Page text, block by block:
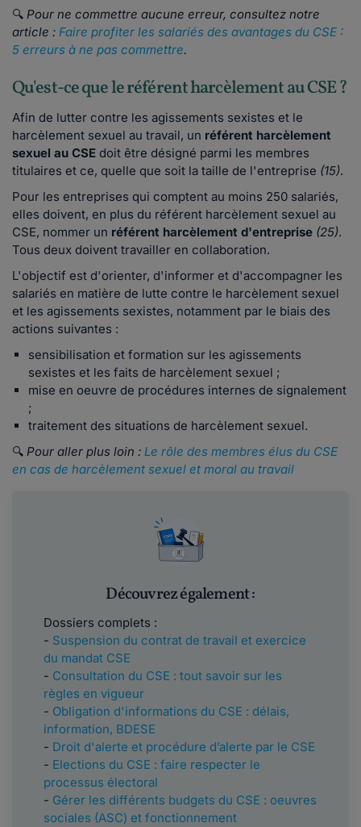
🔍 Pour ne commettre aucune erreur, consultez notre
article : Faire profiter les salariés des avantages du CSE :
5 erreurs à ne pas commettre.
Qu'est-ce que le référent harcèlement au CSE ?
Afin de lutter contre les agissements sexistes et le
harcèlement sexuel au travail, un référent harcèlement
sexuel au CSE doit être désigné parmi les membres
titulaires et ce, quelle que soit la taille de l'entreprise (15).
Pour les entreprises qui comptent au moins 250 salariés,
elles doivent, en plus du référent harcèlement sexuel au
CSE, nommer un référent harcèlement d'entreprise (25).
Tous deux doivent travailler en collaboration.
L'objectif est d'orienter, d'informer et d'accompagner les
salariés en matière de lutte contre le harcèlement sexuel
et les agissements sexistes, notamment par le biais des
actions suivantes :
sensibilisation et formation sur les agissements
sexistes et les faits de harcèlement sexuel ;
mise en oeuvre de procédures internes de signalement
;
traitement des situations de harcèlement sexuel.
🔍 Pour aller plus loin : Le rôle des membres élus du CSE
en cas de harcèlement sexuel et moral au travail
Découvrez également :
Dossiers complets :
- Suspension du contrat de travail et exercice
du mandat CSE
- Consultation du CSE : tout savoir sur les
règles en vigueur
- Obligation d'informations du CSE : délais,
information, BDESE
- Droit d'alerte et procédure d’alerte par le CSE
- Elections du CSE : faire respecter le
processus électoral
- Gérer les différents budgets du CSE : oeuvres
sociales (ASC) et fonctionnement